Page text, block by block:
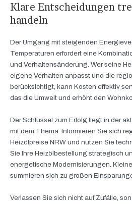
Klare Entscheidungen
handeln
Der Umgang mit steigenden
Temperaturen erfordert eine
und Verhaltensänderung. Wer seine
eigene Verhalten anpasst und die
berücksichtigt, kann Kosten effektiv
das die Umwelt und erhöht den
Der Schlüssel zum Erfolg liegt in der
mit dem Thema. Informieren Sie sich
Heizölpreise NRW und nutzen Sie
Sie Ihre Heizölbestellung strategisch
energetische Modernisierungen.
summieren sich zu großen
Verlassen Sie sich nicht auf Zufälle,